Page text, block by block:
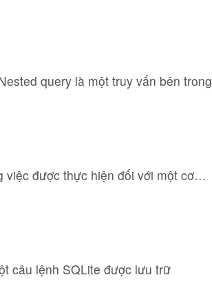
query là một truy vấn bên trong
việc được thực hiện đối với một cơ…
câu lệnh SQLite được lưu trữ